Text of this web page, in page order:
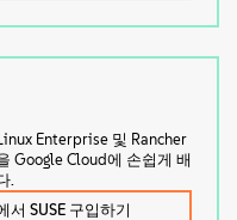
Enterprise 및 Rancher
Google Cloud에 손쉽게 배
.
SUSE 구입하기